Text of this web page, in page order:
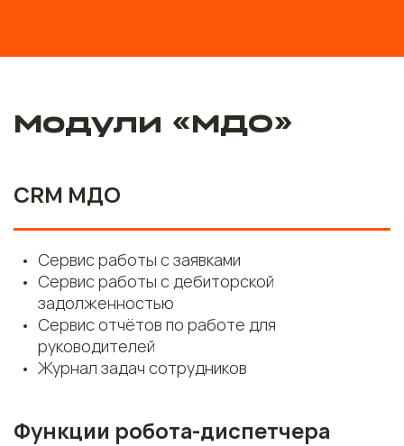
Модули «МДО»
CRM МДО
Сервис работы с заявками
Сервис работы с дебиторской
задолженностью
Сервис отчётов по работе для
руководителей
Журнал задач сотрудников
Функции робота-диспетчера